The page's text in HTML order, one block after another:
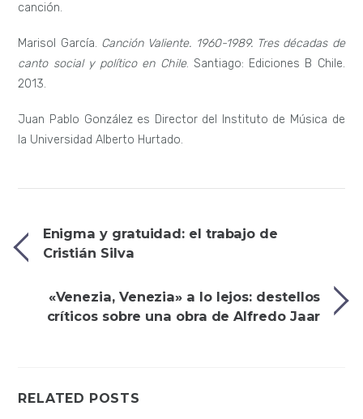
canción.
Marisol García. Canción Valiente. 1960-1989. Tres décadas de
canto social y político en Chile. Santiago: Ediciones B Chile.
2013.
Juan Pablo González es Director del Instituto de Música de
la Universidad Alberto Hurtado.
Enigma y gratuidad: el trabajo de
Cristián Silva
«Venezia, Venezia» a lo lejos: destellos
críticos sobre una obra de Alfredo Jaar
RELATED POSTS